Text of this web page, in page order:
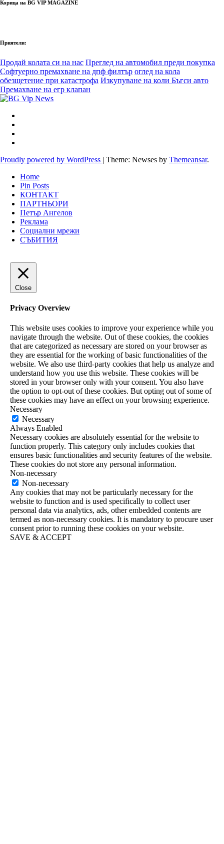
Корица на BG VIP MAGAZINE
Приятели:
Продай колата си на нас Преглед на автомобил преди покупка
Софтуерно премахване на дпф филтър оглед на кола
обезщетение при катастрофа Изкупуване на коли Бъгси авто
Премахване на егр клапан
Proudly powered by WordPress | Theme: Newses by Themeansar.
Home
Pin Posts
КОНТАКТ
ПАРТНЬОРИ
Петър Ангелов
Реклама
Социални мрежи
СЪБИТИЯ
Close
Privacy Overview
This website uses cookies to improve your experience while you
navigate through the website. Out of these cookies, the cookies
that are categorized as necessary are stored on your browser as
they are essential for the working of basic functionalities of the
website. We also use third-party cookies that help us analyze and
understand how you use this website. These cookies will be
stored in your browser only with your consent. You also have
the option to opt-out of these cookies. But opting out of some of
these cookies may have an effect on your browsing experience.
Necessary
Necessary
Always Enabled
Necessary cookies are absolutely essential for the website to
function properly. This category only includes cookies that
ensures basic functionalities and security features of the website.
These cookies do not store any personal information.
Non-necessary
Non-necessary
Any cookies that may not be particularly necessary for the
website to function and is used specifically to collect user
personal data via analytics, ads, other embedded contents are
termed as non-necessary cookies. It is mandatory to procure user
consent prior to running these cookies on your website.
SAVE & ACCEPT